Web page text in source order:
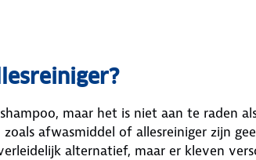
maar het is niet aan te raden
afwasmiddel of allesreiniger zijn
alternatief, maar er kleven